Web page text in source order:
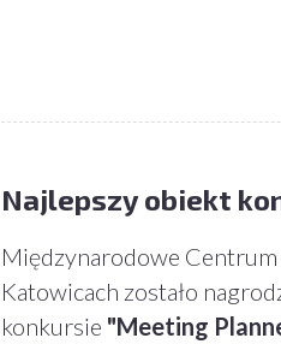
Najlepszy obiekt
Międzynarodowe
Katowicach zostało
konkursie "Meeting